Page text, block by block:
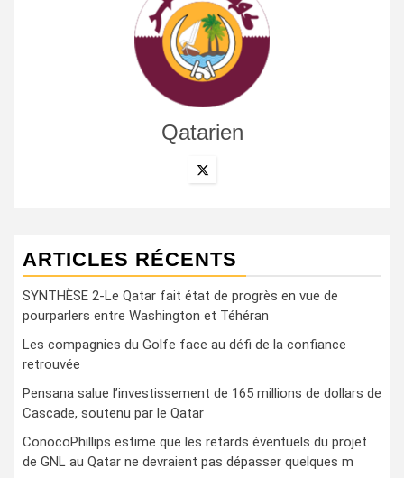
Qatarien
ARTICLES RÉCENTS
SYNTHÈSE 2-Le Qatar fait état de progrès en vue de
pourparlers entre Washington et Téhéran
Les compagnies du Golfe face au défi de la confiance
retrouvée
Pensana salue l’investissement de 165 millions de dollars de
Cascade, soutenu par le Qatar
ConocoPhillips estime que les retards éventuels du projet
de GNL au Qatar ne devraient pas dépasser quelques m